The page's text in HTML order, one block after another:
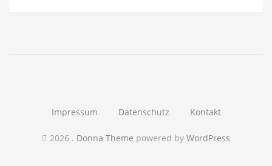
Impressum Datenschutz Kontakt
2026 . Donna Theme powered by WordPress